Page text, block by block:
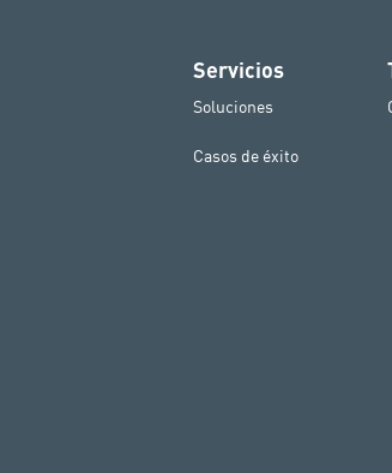
Servicios
Soluciones
Casos de éxito